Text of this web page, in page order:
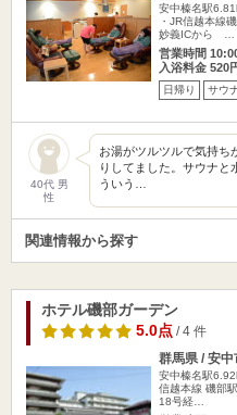
安中榛名駅
・JR信越本線
妙義ICから …
営業時間
入浴料金 520
日帰り サウ
40代 男
性
お湯がツルツルで気持ち
りしてました。サウナと
ういう…
関連情報から探す
ホテル磯部ガーデン
5.0点/ 4 件
群馬県 / 安中
安中榛名駅
信越本線 磯部
18号経…